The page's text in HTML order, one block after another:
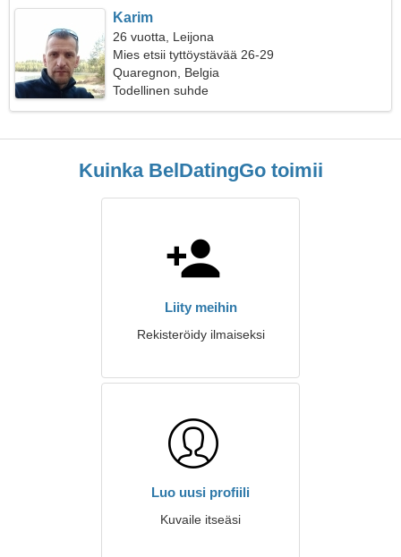
Karim
26 vuotta, Leijona
Mies etsii tyttöystävää 26-29
Quaregnon, Belgia
Todellinen suhde
Kuinka BelDatingGo toimii
Liity meihin
Rekisteröidy ilmaiseksi
Luo uusi profiili
Kuvaile itseäsi